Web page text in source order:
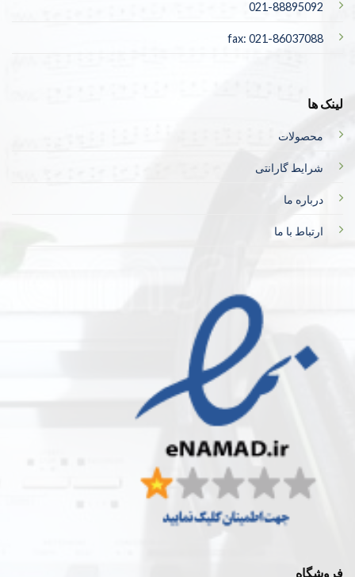
021-88895092
fax: 021-86037088
لینک ها
محصولات
شرایط گارانتی
درباره ما
ارتباط با ما
فروشگاه